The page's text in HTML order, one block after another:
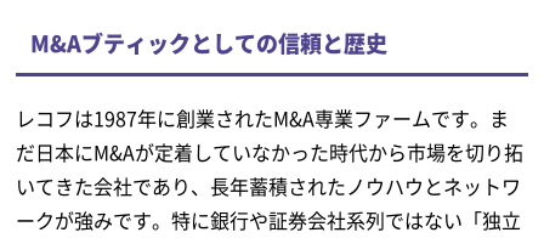
M&Aブティックとしての信頼と歴史
レコフは1987年に創業されたM&A専業ファームです。ま
だ日本にM&Aが定着していなかった時代から市場を切り拓
いてきた会社であり、長年蓄積されたノウハウとネットワ
ークが強みです。特に銀行や証券会社系列ではない「独立